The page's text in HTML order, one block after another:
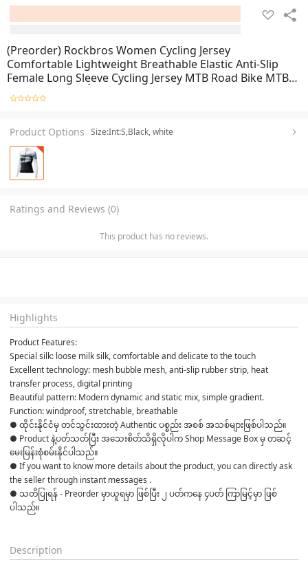
(Preorder) Rockbros Women Cycling Jersey
Comfortable Lightweight Breathable Elastic Anti-Slip
Female Long Sleeve Cycling Jersey MTB Road Bike MTB
အားကကစားအင်္ကျီ
Product Options Size:Int:S,Black, white
Ratings and Reviews (0)
This product has no reviews.
Highlights
Product Features:
Special silk: loose milk silk, comfortable and delicate to the touch
Excellent technology: mesh bubble mesh, anti-slip rubber strip, heat
transfer process, digital printing
Beautiful pattern: Modern dynamic and static mix, simple gradient.
Function: windproof, stretchable, breathable
● ထိုင်းနိုင်ငံမှ တင်သွင်းထားတဲ့ Authentic ပစ္စည်း အစစ် အသစ်များဖြစ်ပါသည်။
● Product နဲ့ပတ်သတ်ပြီး အသေးစိတ်သိရှိလိုပါက Shop Message Box မှ တဆင့်
မေးမြန်းစုံစမ်းနိုင်ပါသည်။
● If you want to know more details about the product, you can directly ask
the seller through instant messages .
● သတိပြုရန် - Preorder မှာယူရမှာ ဖြစ်ပြီး ၂ ပတ်ကနေ ၄ပတ် ကြာမြင့်မှာ ဖြစ်
ပါသည်။
Description